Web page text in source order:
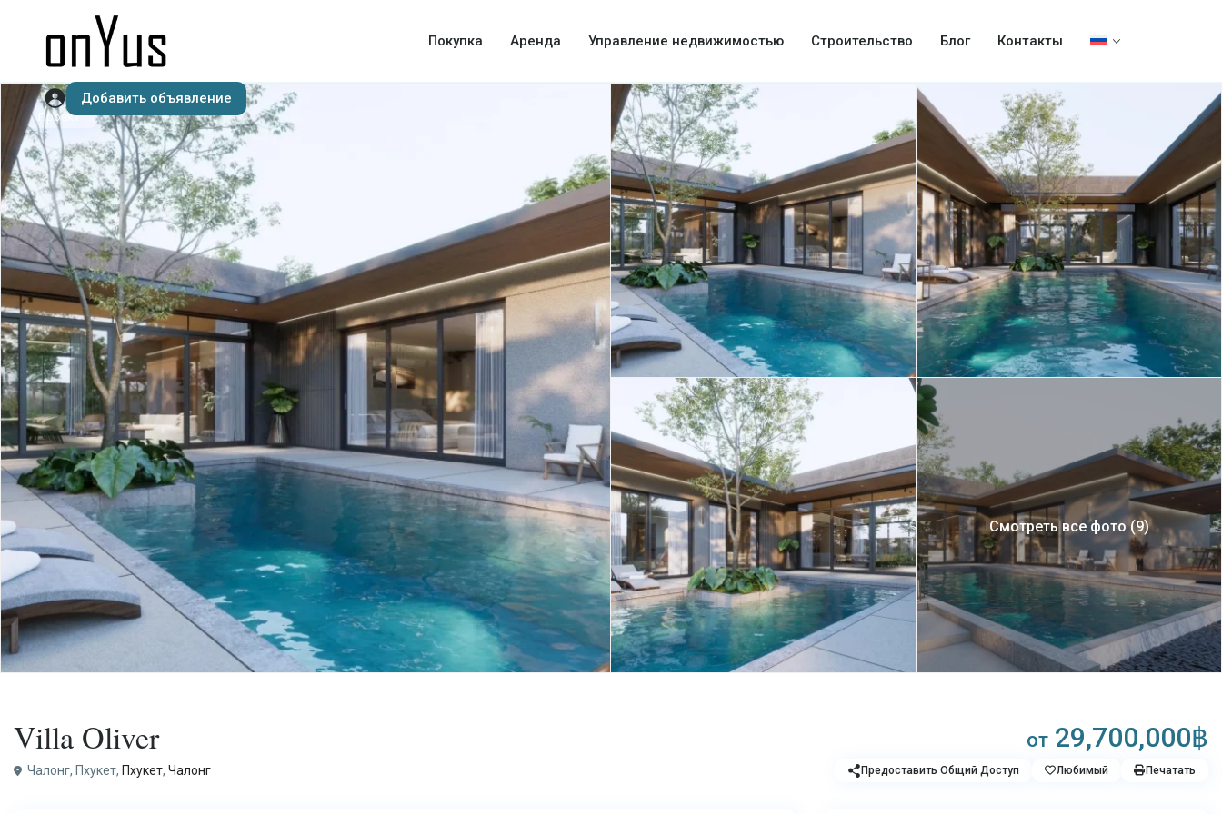
Покупка Аренда Управление недвижимостью Строительство Блог Контакты
Добавить объявление
Проект
Смотреть все фото (9)
Villa Oliver от 29,700,000฿
Чалонг, Пхукет, Пхукет, Чалонг Предоставить Общий Доступ Любимый Печатать